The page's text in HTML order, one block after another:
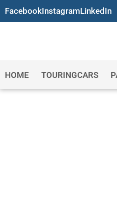
FacebookInstagramLinkedIn
HOME TOURINGCARS